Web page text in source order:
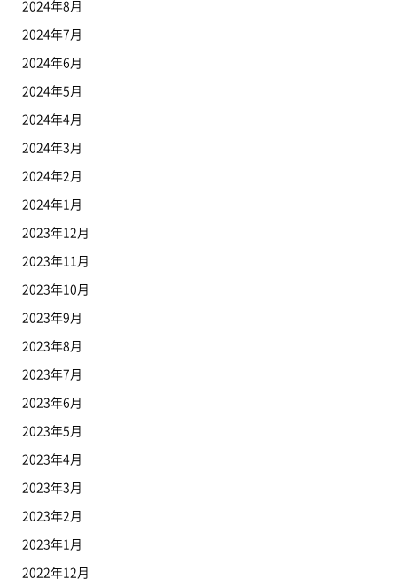
2024年8月
2024年7月
2024年6月
2024年5月
2024年4月
2024年3月
2024年2月
2024年1月
2023年12月
2023年11月
2023年10月
2023年9月
2023年8月
2023年7月
2023年6月
2023年5月
2023年4月
2023年3月
2023年2月
2023年1月
2022年12月